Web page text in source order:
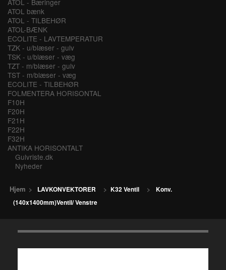
ATOL - Bæringer
ATOL bænk
ATOL - TILBEHØR
ATOL-BÆNK
ECOLITE - LAVTEMPERATUR
TZK - u/blæser - gulv
TSK - u/blæser - væg
TZT - m/blæser - gulv
TST - m/blæser - væg
ECOLITE - TILBEHØR
FOLMENTERA HORISONTAL
F10H
F20H
F21H
F22H
F32H
ANTIKA HORISONTALT
Gulvriste.dk
Nyheder
Hjem > LAVKONVEKTORER > K32 Ventil >
Konv.
(140x1400mm)Ventil/ Venstre